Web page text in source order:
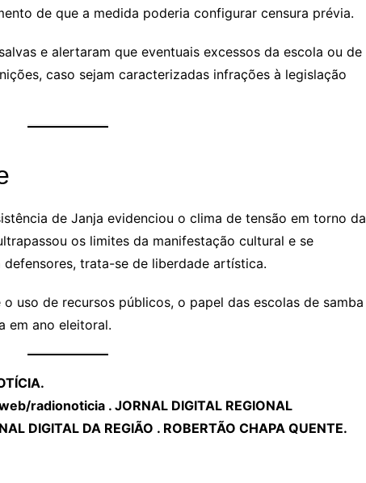
de que a medida poderia configurar censura prévia.
e alertaram que eventuais excessos da escola ou de
caso sejam caracterizadas infrações à legislação
de Janja evidenciou o clima de tensão em torno da
os limites da manifestação cultural e se
trata-se de liberdade artística.
uso de recursos públicos, o papel das escolas de samba
em ano eleitoral.
radionoticia . JORNAL DIGITAL REGIONAL
DIGITAL DA REGIÃO . ROBERTÃO CHAPA QUENTE.